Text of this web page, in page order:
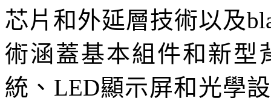
芯片和外延層技術以及
術涵蓋基本組件和新型
統、LED顯示屏和光學